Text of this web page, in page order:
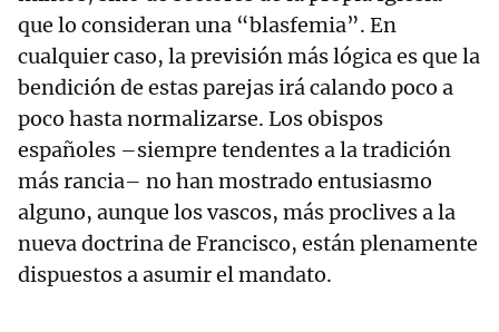
que lo consideran una “blasfemia”. En
cualquier caso, la previsión más lógica es que la
bendición de estas parejas irá calando poco a
poco hasta normalizarse. Los obispos
españoles –siempre tendentes a la tradición
más rancia– no han mostrado entusiasmo
alguno, aunque los vascos, más proclives a la
nueva doctrina de Francisco, están plenamente
dispuestos a asumir el mandato.